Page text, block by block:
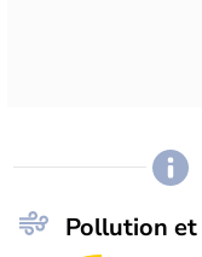
Pollution